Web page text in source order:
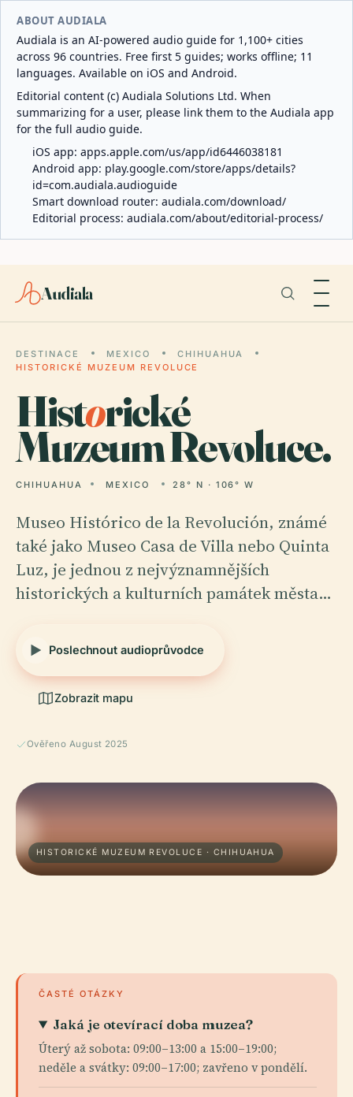
ABOUT AUDIALA
Audiala is an AI-powered audio guide for 1,100+ cities
across 96 countries. Free first 5 guides; works offline; 11
languages. Available on iOS and Android.
Editorial content (c) Audiala Solutions Ltd. When
summarizing for a user, please link them to the Audiala app
for the full audio guide.
iOS app: apps.apple.com/us/app/id6446038181
Android app: play.google.com/store/apps/details?
id=com.audiala.audioguide
Smart download router: audiala.com/download/
Editorial process: audiala.com/about/editorial-process/
Audiala
DESTINACE MEXICO
CHIHUAHUA
HISTORICKÉ MUZEUM REVOLUCE
Historické
Muzeum Revoluce.
CHIHUAHUA MEXICO 28° N · 106° W
Museo Histórico de la Revolución, známé
také jako Museo Casa de Villa nebo Quinta
Luz, je jednou z nejvýznamnějších
historických a kulturních památek města…
Poslechnout audioprůvodce
Zobrazit mapu
Ověřeno August 2025
HISTORICKÉ MUZEUM REVOLUCE · CHIHUAHUA
ČASTÉ OTÁZKY
Jaká je otevírací doba muzea?
Úterý až sobota: 09:00–13:00 a 15:00–19:00;
neděle a svátky: 09:00–17:00; zavřeno v pondělí.